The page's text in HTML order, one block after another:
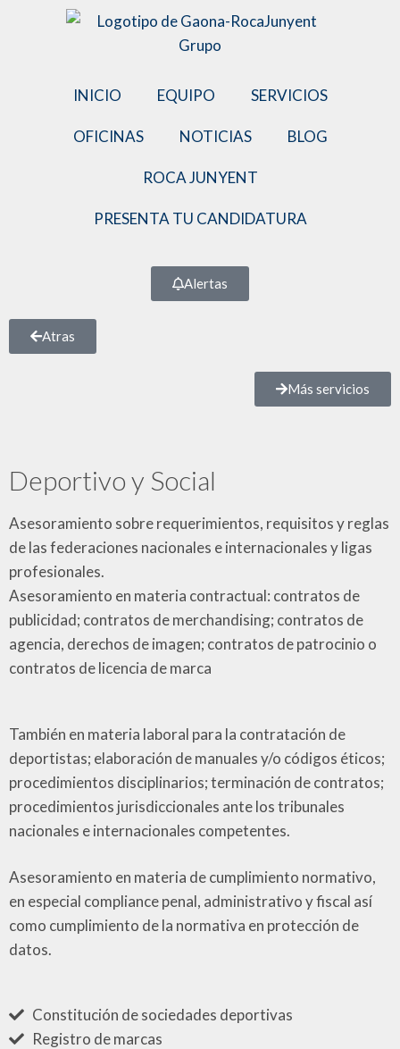
INICIO EQUIPO SERVICIOS
OFICINAS NOTICIAS BLOG
ROCA JUNYENT
PRESENTA TU CANDIDATURA
Alertas
Atras
Más servicios
Deportivo y Social
Asesoramiento sobre requerimientos, requisitos y reglas
de las federaciones nacionales e internacionales y ligas
profesionales.
Asesoramiento en materia contractual: contratos de
publicidad; contratos de merchandising; contratos de
agencia, derechos de imagen; contratos de patrocinio o
contratos de licencia de marca
También en materia laboral para la contratación de
deportistas; elaboración de manuales y/o códigos éticos;
procedimientos disciplinarios; terminación de contratos;
procedimientos jurisdiccionales ante los tribunales
nacionales e internacionales competentes.
Asesoramiento en materia de cumplimiento normativo,
en especial compliance penal, administrativo y fiscal así
como cumplimiento de la normativa en protección de
datos.
Constitución de sociedades deportivas
Registro de marcas